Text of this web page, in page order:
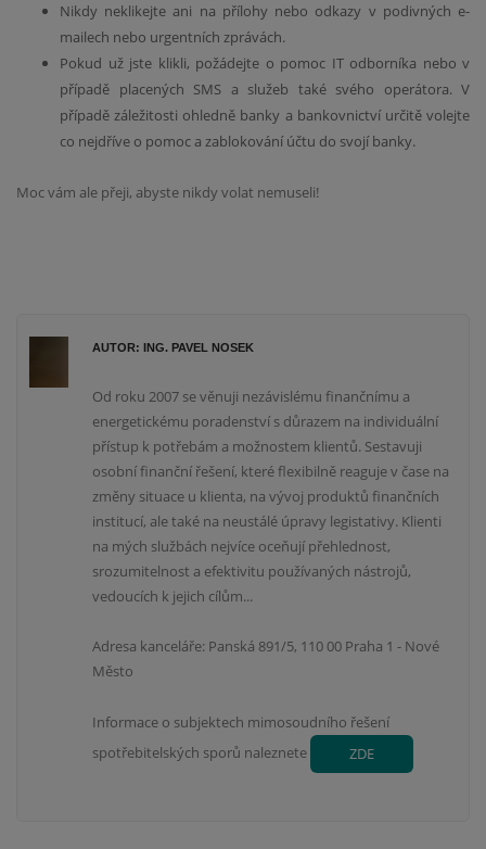
Nikdy neklikejte ani na přílohy nebo odkazy v podivných e-
mailech nebo urgentních zprávách.
Pokud už jste klikli, požádejte o pomoc IT odborníka nebo v
případě placených SMS a služeb také svého operátora. V
případě záležitosti ohledně banky a bankovnictví určitě volejte
co nejdříve o pomoc a zablokování účtu do svojí banky.
Moc vám ale přeji, abyste nikdy volat nemuseli!
AUTOR: ING. PAVEL NOSEK
Od roku 2007 se věnuji nezávislému finančnímu a
energetickému poradenství s důrazem na individuální
přístup k potřebám a možnostem klientů. Sestavuji
osobní finanční řešení, které flexibilně reaguje v čase na
změny situace u klienta, na vývoj produktů finančních
institucí, ale také na neustálé úpravy legistativy. Klienti
na mých službách nejvíce oceňují přehlednost,
srozumitelnost a efektivitu používaných nástrojů,
vedoucích k jejich cílům...
Adresa kanceláře: Panská 891/5, 110 00 Praha 1 - Nové
Město
Informace o subjektech mimosoudního řešení
spotřebitelských sporů naleznete
ZDE